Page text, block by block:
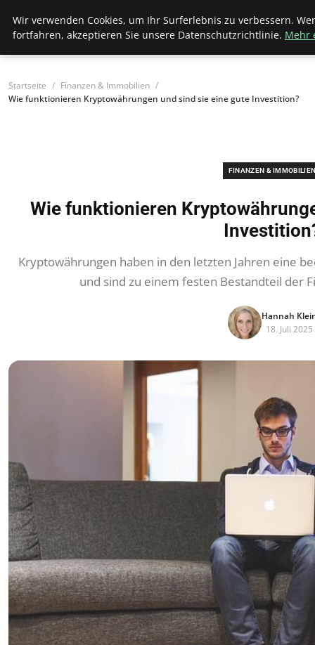
Wk Institut
Startseite
Finanzen & Immobilien
Wie funktionieren Kryptowährungen und sind sie eine gute Investition?
FINANZEN &
Wie funktionieren
Kryptowährungen haben in den letzten Jahren eine
und sind zu einem festen Bestandteil der
Hannah
18. Juli 2025
Wir verwenden Cookies, um Ihr Surferlebnis zu verbessern.
fortfahren, akzeptieren Sie unsere Datenschutzrichtlinie. Mehr